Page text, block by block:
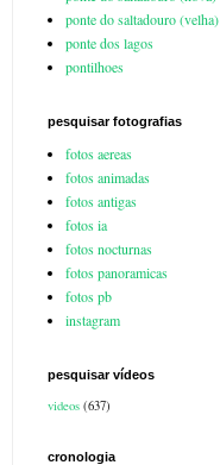
ponte do saltadouro (velha)
ponte dos lagos
pontilhoes
pesquisar fotografias
fotos aereas
fotos animadas
fotos antigas
fotos ia
fotos nocturnas
fotos panoramicas
fotos pb
instagram
pesquisar vídeos
videos (637)
cronologia